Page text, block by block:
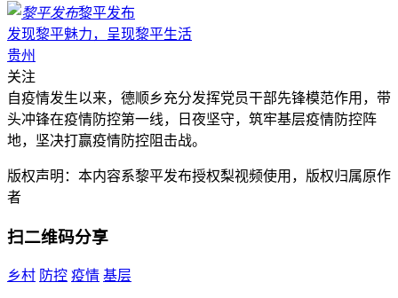
黎平发布
发现黎平魅力，呈现黎平生活
贵州
关注
自疫情发生以来，德顺乡充分发挥党员干部先锋模范作用，带
头冲锋在疫情防控第一线，日夜坚守，筑牢基层疫情防控阵
地，坚决打赢疫情防控阻击战。
版权声明：本内容系黎平发布授权梨视频使用，版权归属原作
者
扫二维码分享
乡村 防控 疫情 基层